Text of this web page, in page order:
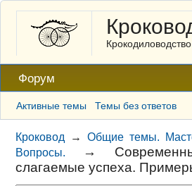
Форум
Активные темы Темы без ответов
Кроковод →Общие темы.
Вопросы.
→
слагаемые успеха.